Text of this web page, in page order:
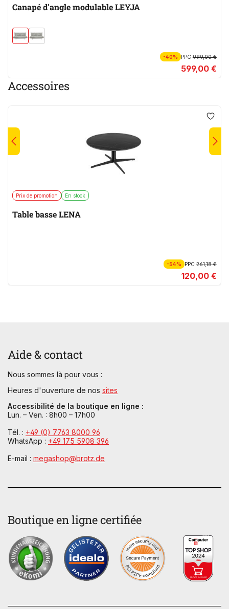
Canapé d'angle modulable LEYJA
-40% PPC999,00 €
599,00 €
Accessoires
Prix de promotion En stock
Table basse LENA
-54% PPC261,18 €
120,00 €
Aide & contact
Nous sommes là pour vous :
Heures d'ouverture de nos sites
Accessibilité de la boutique en ligne :
Lun. – Ven. : 8h00 – 17h00
Tél. : +49 (0) 7763 8000 96
WhatsApp : +49 175 5908 396
E-mail : megashop@brotz.de
Boutique en ligne certifiée